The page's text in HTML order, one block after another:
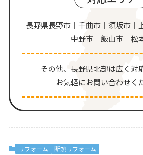
長野県長野市｜千曲市｜須坂市｜
中野市｜飯山市｜松
その他、⻑野県北部は広く対
お気軽にお問い合わせく
リフォーム 断熱リフォーム